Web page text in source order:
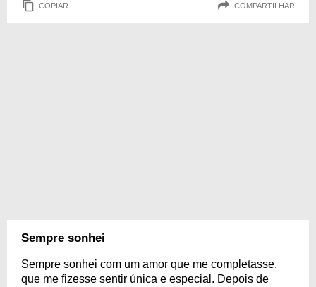
COPIAR COMPARTILHAR
Sempre sonhei
Sempre sonhei com um amor que me completasse,
que me fizesse sentir única e especial. Depois de